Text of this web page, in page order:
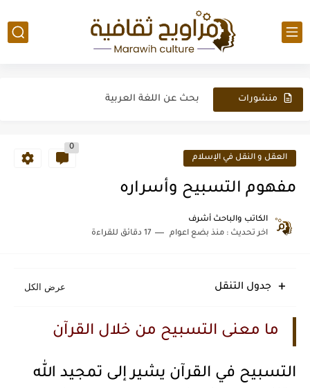
منشورات
مفهوم التسبيح وأسراره
بحث عن اللغة العربية
مخطوطات ليوناردو دافنشي
العقل و النقل في الإسلام
0
مفهوم التسبيح وأسراره
الكاتب والباحث أشرف
اخر تحديث : منذ بضع اعوام 17 دقائق للقراءة
جدول التنقل
ما معنى التسبيح من خلال القرآن
التسبيح في القرآن يشير إلى تمجيد الله